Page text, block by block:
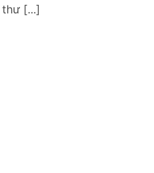
[...]